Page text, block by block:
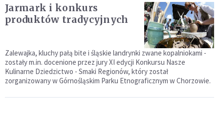
Jarmark i konkurs
produktów tradycyjnych
Zalewajka, kluchy pałą bite i śląskie landrynki zwane kopalniokami -
zostały m.in. docenione przez jury XI edycji Konkursu Nasze
Kulinarne Dziedzictwo - Smaki Regionów, który został
zorganizowany w Górnośląskim Parku Etnograficznym w Chorzowie.